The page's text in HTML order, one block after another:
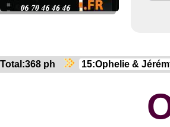
Total:368 ph